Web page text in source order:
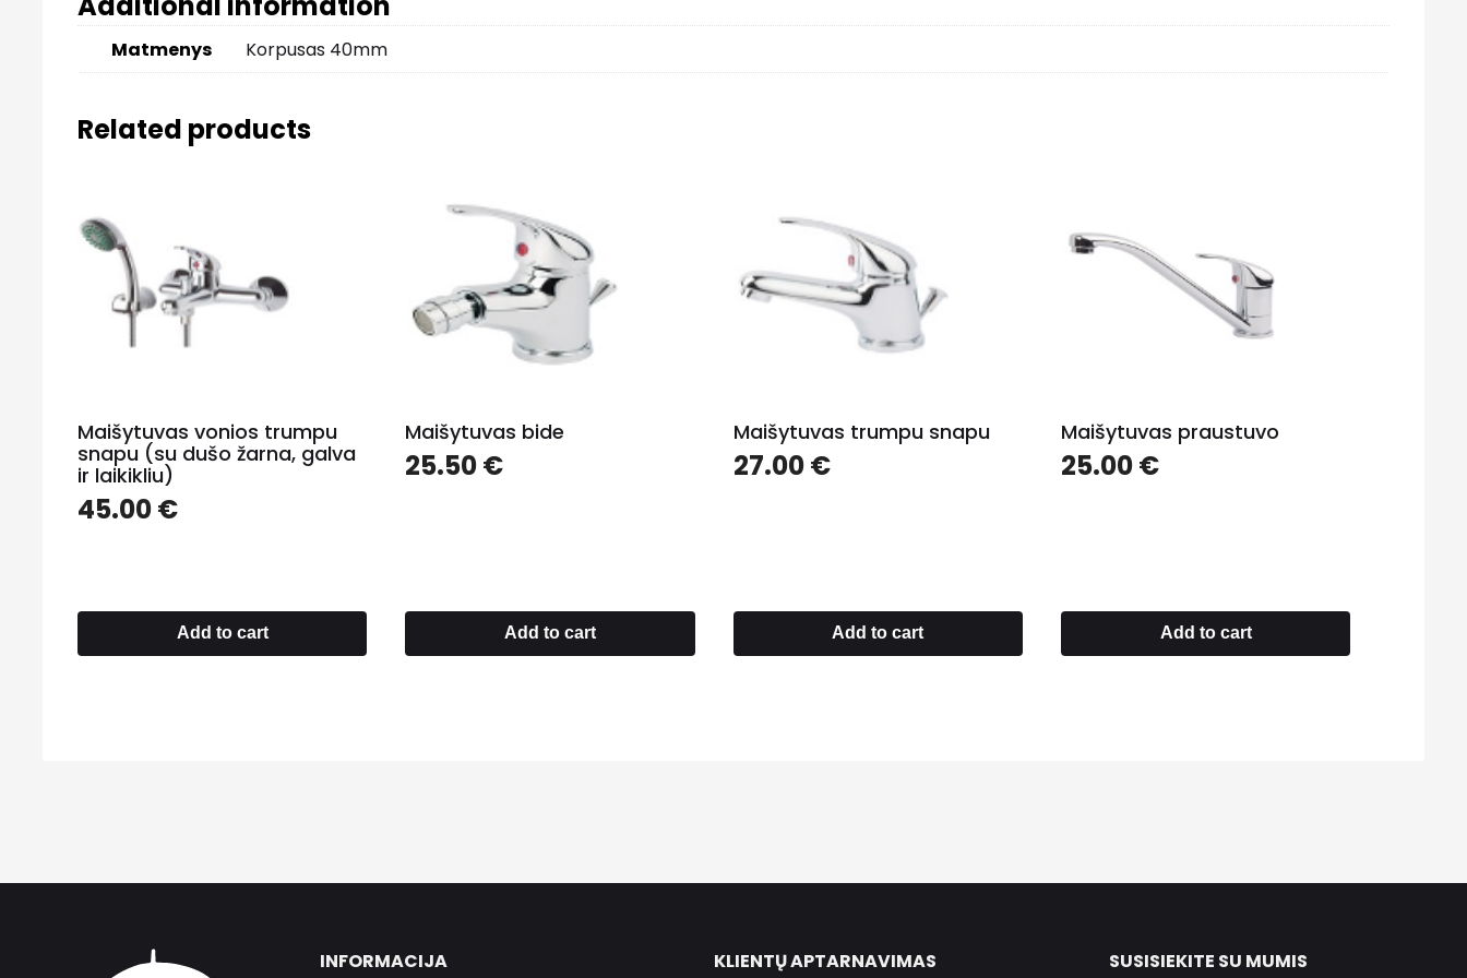
Matmenys Korpusas 40mm
Related products
Maišytuvas vonios trumpu
snapu (su dušo žarna, galva
ir laikikliu)
45.00€
Add to cart
Maišytuvas bide
25.50€
Add to cart
Maišytuvas trumpu snapu
27.00€
Add to cart
Maišytuvas praustuvo
25.00€
Add to cart
INFORMACIJA KLIENTŲ APTARNAVIMAS SUSISIEKITE SU MUMIS